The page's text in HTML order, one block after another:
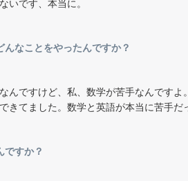
いです、本当に。
なことをやったんですか？
んですけど、私、数学が苦手なんです
きてました。数学と英語が本当に苦手だ
すか？